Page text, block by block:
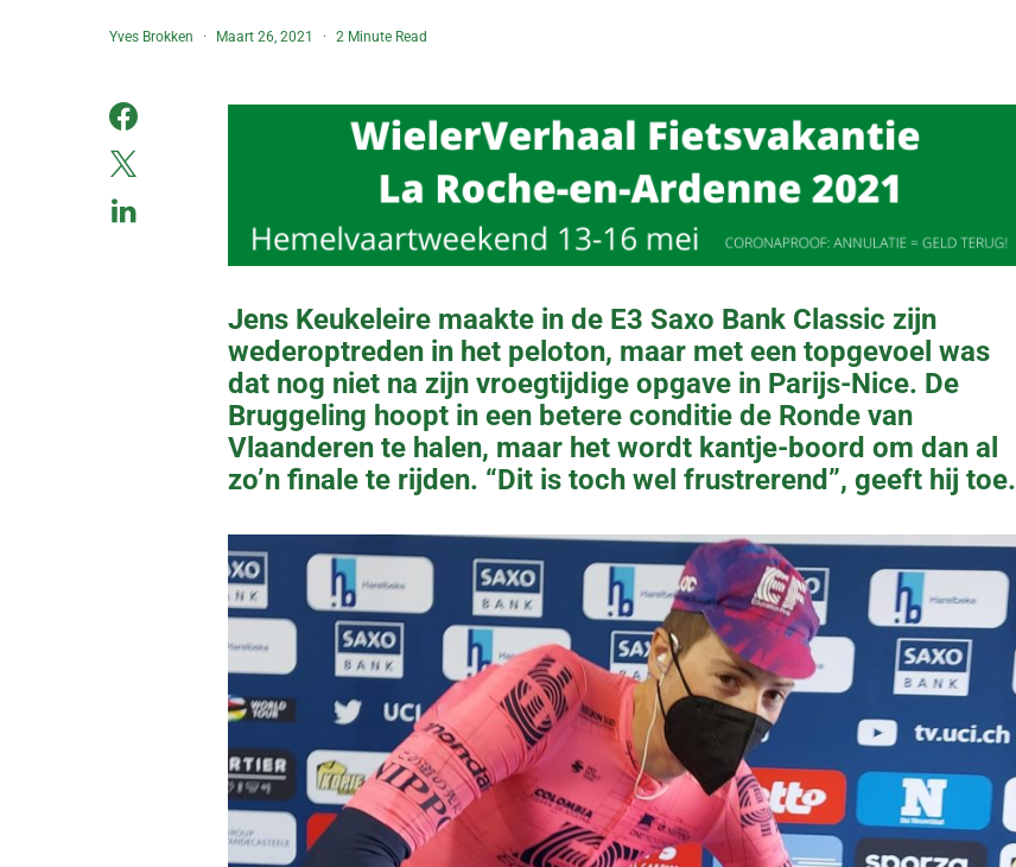
Yves Brokken Maart 26, 2021 2 Minute Read
Jens Keukeleire maakte in de E3 Saxo Bank Classic zijn
wederoptreden in het peloton, maar met een topgevoel was
dat nog niet na zijn vroegtijdige opgave in Parijs-Nice. De
Bruggeling hoopt in een betere conditie de Ronde van
Vlaanderen te halen, maar het wordt kantje-boord om dan al
zo’n finale te rijden. “Dit is toch wel frustrerend”, geeft hij toe.